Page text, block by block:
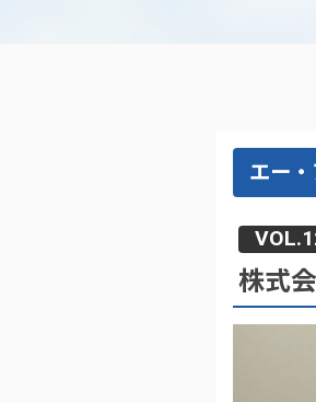
エー・
株式